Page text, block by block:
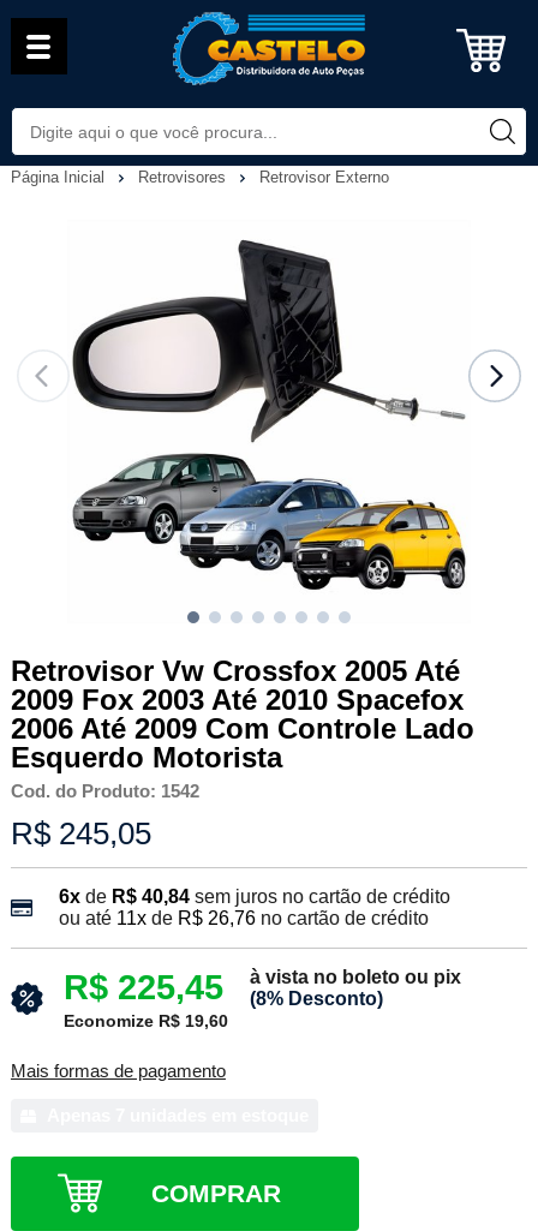
Página Inicial Retrovisores Retrovisor Externo
Retrovisor Vw Crossfox 2005 Até
2009 Fox 2003 Até 2010 Spacefox
2006 Até 2009 Com Controle Lado
Esquerdo Motorista
Cod. do Produto: 1542
R$ 245,05
6xde R$ 40,84 sem juros no cartão de crédito
ou até 11xde R$ 26,76no cartão de crédito
R$ 225,45
à vista no boleto ou pix
(8% Desconto)
Economize R$ 19,60
Mais formas de pagamento
COMPRAR